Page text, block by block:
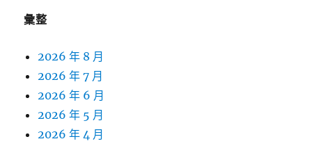
彙整
2026 年 8 月
2026 年 7 月
2026 年 6 月
2026 年 5 月
2026 年 4 月